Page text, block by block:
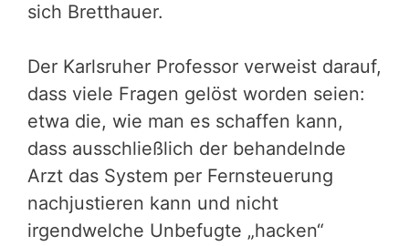
sich Bretthauer.
Der Karlsruher Professor verweist darauf,
dass viele Fragen gelöst worden seien:
etwa die, wie man es schaffen kann,
dass ausschließlich der behandelnde
Arzt das System per Fernsteuerung
nachjustieren kann und nicht
irgendwelche Unbefugte „hacken“